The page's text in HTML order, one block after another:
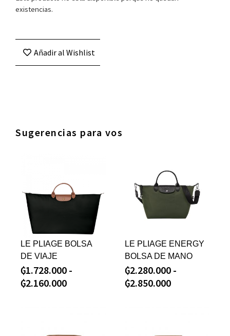
existencias.
Añadir al Wishlist
Sugerencias para vos
LE PLIAGE BOLSA
DE VIAJE
₲1.728.000 -
₲2.160.000
LE PLIAGE ENERGY
BOLSA DE MANO
₲2.280.000 -
₲2.850.000